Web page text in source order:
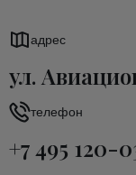
адрес
ул.
телефон
+7 495 120-